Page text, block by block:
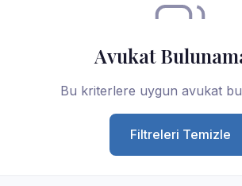
Avukat
Bu kriterlere uygun avukat
Filtreleri Temizle